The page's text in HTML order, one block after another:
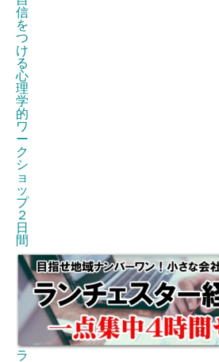
信
を
つ
け
る
心
理
学
的
ワ
ー
ク
シ
ョ
ッ
プ
２
日
間
ラ